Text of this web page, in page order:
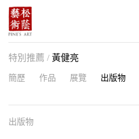
特別推薦 / 黃健亮
簡歷 作品 展覽 出版物
出版物